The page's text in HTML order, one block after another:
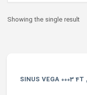
Showing the single result